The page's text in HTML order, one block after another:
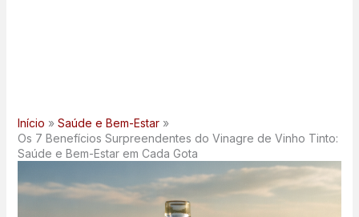
Início
Saúde e Bem-Estar
Os 7 Benefícios Surpreendentes do Vinagre de Vinho Tinto:
Saúde e Bem-Estar em Cada Gota